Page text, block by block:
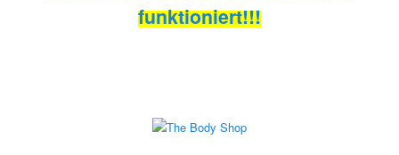
funktioniert!!!